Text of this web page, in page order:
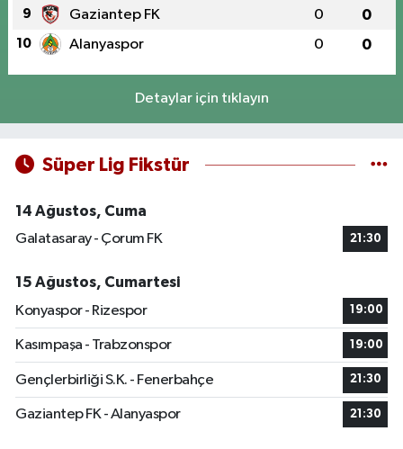
9 Gaziantep FK 0 0
10 Alanyaspor 0 0
Detaylar için tıklayın
Süper Lig Fikstür
14 Ağustos, Cuma
Galatasaray - Çorum FK
21:30
15 Ağustos, Cumartesi
Konyaspor - Rizespor
19:00
Kasımpaşa - Trabzonspor 19:00
Gençlerbirliği S.K. - Fenerbahçe 21:30
Gaziantep FK - Alanyaspor 21:30